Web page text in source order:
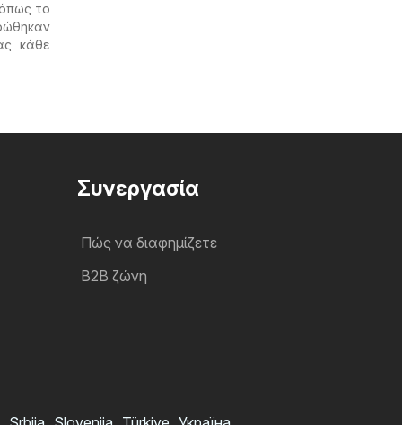
το
κάθε
Συνεργασία
Πώς να διαφημίζετε
B2B ζώνη